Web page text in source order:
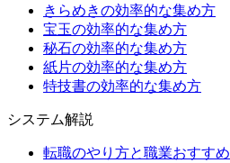
きらめきの効率的な集め方
宝玉の効率的な集め方
秘石の効率的な集め方
紙片の効率的な集め方
特技書の効率的な集め方
システム解説
転職のやり方と職業おすすめ